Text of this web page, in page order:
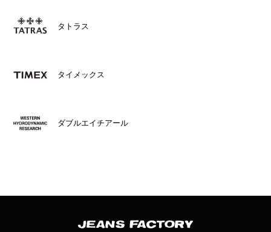
タトラス
タイメックス
ダブルエイチアール